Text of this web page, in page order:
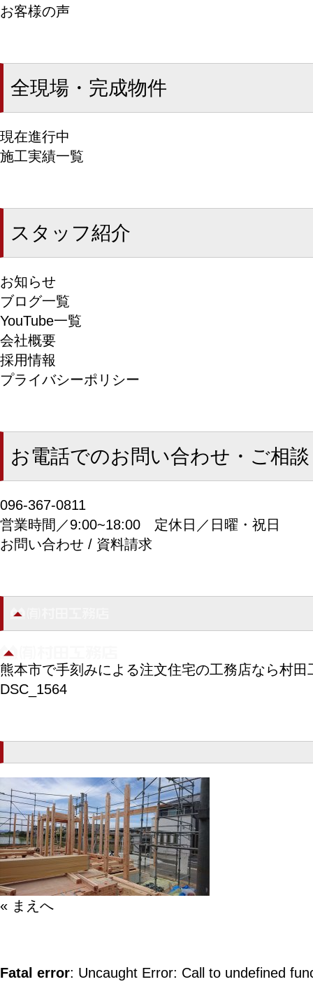
お客様の声
全現場・完成物件
現在進行中
施工実績一覧
スタッフ紹介
お知らせ
ブログ一覧
YouTube一覧
会社概要
採用情報
プライバシーポリシー
お電話でのお問い合わせ・ご相談
096-367-0811
営業時間／9:00~18:00 定休日／日曜・祝日
お問い合わせ / 資料請求
熊本市で手刻みによる注文住宅の工務店なら村田
DSC_1564
« まえへ
Fatal error: Uncaught Error: Call to undefined